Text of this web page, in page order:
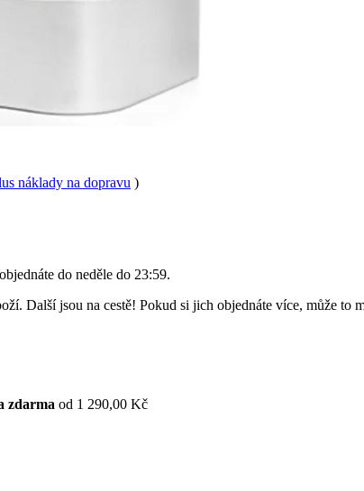
náklady na dopravu )
do neděle do 23:59.
Další jsou na cestě! Pokud si jich objednáte více, může to
zdarma od 1 290,00 Kč